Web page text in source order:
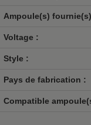
Ampoule(s)
Voltage :
Style :
Pays de fabrication :
Compatible